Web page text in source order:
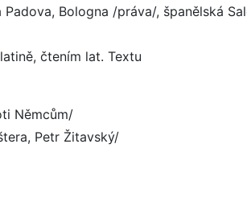
Bologna /práva/, španělská
čtením lat. Textu
Němcům/
Petr Žitavský/